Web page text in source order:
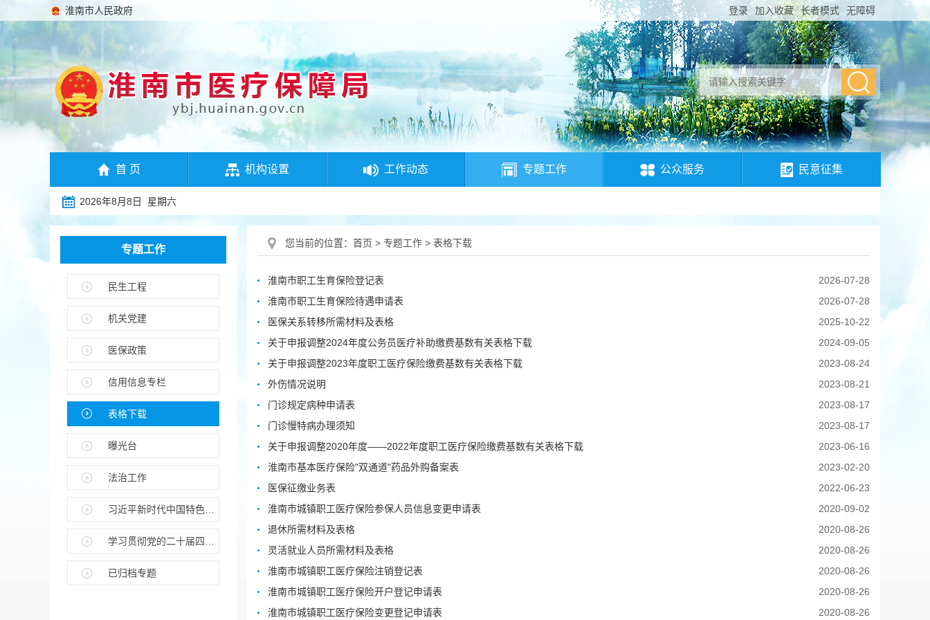
淮南市人民政府 登录 加入收藏 长者模式 无障碍
首 页 机构设置 工作动态 专题工作 公众服务 民意征集
2026年8月8日 星期六
专题工作
民生工程
机关党建
医保政策
信用信息专栏
表格下载
曝光台
法治工作
已归档专题
您当前的位置： 首页 > 专题工作 > 表格下载
淮南市职工生育保险登记表
2026-07-28
淮南市职工生育保险待遇申请表
2026-07-28
医保关系转移所需材料及表格
2025-10-22
关于申报调整2024年度公务员医疗补助缴费基数有关表格下载
2024-09-05
关于申报调整2023年度职工医疗保险缴费基数有关表格下载
2023-08-24
外伤情况说明
2023-08-21
门诊规定病种申请表
2023-08-17
门诊慢特病办理须知
2023-08-17
关于申报调整2020年度——2022年度职工医疗保险缴费基数有关表格下载
2023-06-16
淮南市基本医疗保险"双通道"药品外购备案表
2023-02-20
医保征缴业务表
2022-06-23
淮南市城镇职工医疗保险参保人员信息变更申请表
2020-09-02
退休所需材料及表格
2020-08-26
灵活就业人员所需材料及表格
2020-08-26
淮南市城镇职工医疗保险注销登记表
2020-08-26
淮南市城镇职工医疗保险开户登记申请表
2020-08-26
淮南市城镇职工医疗保险变更登记申请表
2020-08-26